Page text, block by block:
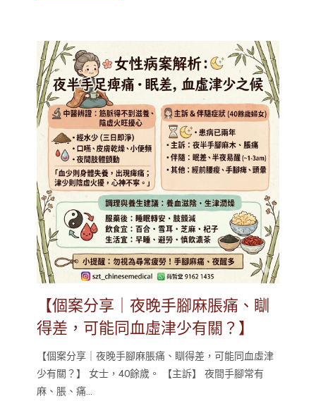
【個案分享｜夜晚手腳麻脹痛、瞓
得差，可能同血虛津少有關？】
【個案分享｜夜晚手腳麻脹痛、瞓得差，可能同血虛津
少有關？】 女士，40餘歲。 【主訴】 夜間手腳常有
麻、脹、痛...